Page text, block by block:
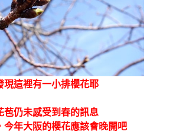
現這裡有一小排櫻花耶
苞仍未感受到春的訊息
今年大阪的櫻花應該會晚開吧